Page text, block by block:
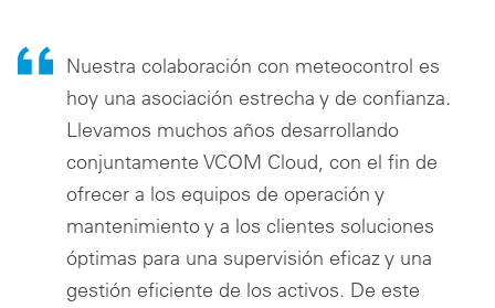
Nuestra colaboración con meteocontrol es
hoy una asociación estrecha y de confianza.
Llevamos muchos años desarrollando
conjuntamente VCOM Cloud, con el fin de
ofrecer a los equipos de operación y
mantenimiento y a los clientes soluciones
óptimas para una supervisión eficaz y una
gestión eficiente de los activos. De este